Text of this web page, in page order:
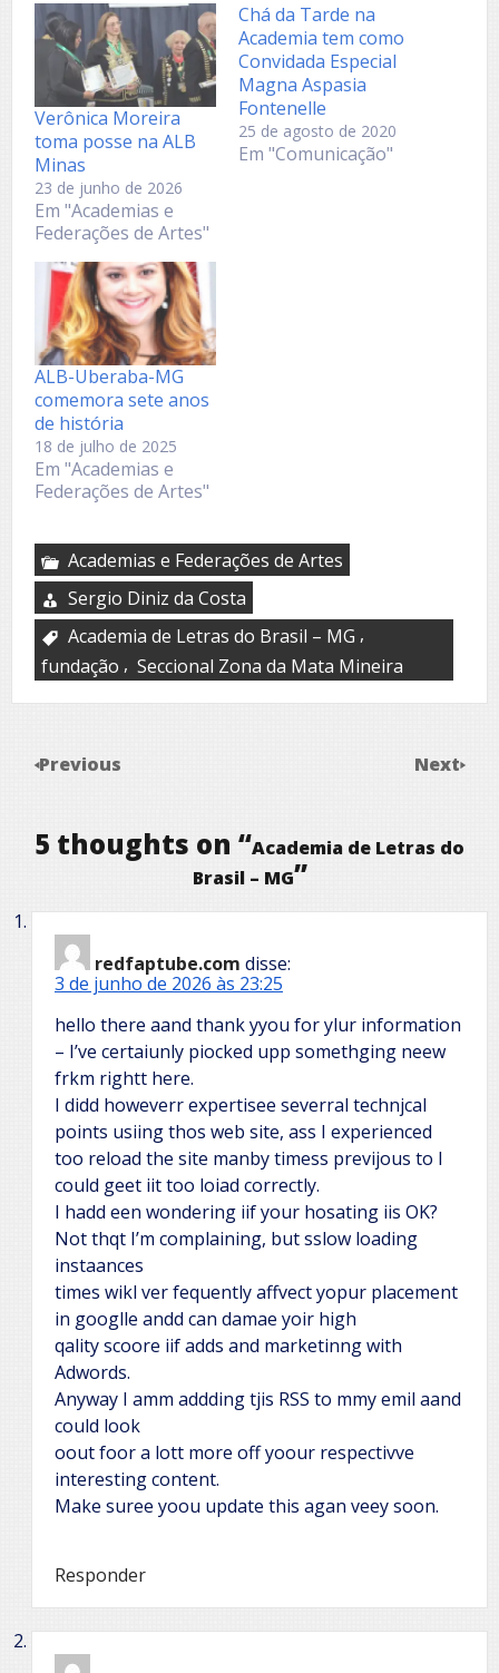
Verônica Moreira
toma posse na ALB
Minas
23 de junho de 2026
Em "Academias e
Federações de Artes"
Chá da Tarde na
Academia tem como
Convidada Especial
Magna Aspasia
Fontenelle
25 de agosto de 2020
Em "Comunicação"
ALB-Uberaba-MG
comemora sete anos
de história
18 de julho de 2025
Em "Academias e
Federações de Artes"
Academias e Federações de Artes
Sergio Diniz da Costa
Academia de Letras do Brasil – MG ,
fundação , Seccional Zona da Mata Mineira
Previous Next
5 thoughts on “Academia de Letras do
Brasil – MG”
redfaptube.com disse:
3 de junho de 2026 às 23:25
hello there aand thank yyou for ylur information
– I’ve certaiunly piocked upp somethging neew
frkm rightt here.
I didd howeverr expertisee severral technjcal
points usiing thos web site, ass I experienced
too reload the site manby timess previjous to I
could geet iit too loiad correctly.
I hadd een wondering iif your hosating iis OK?
Not thqt I’m complaining, but sslow loading
instaances
times wikl ver fequently affvect yopur placement
in googlle andd can damae yoir high
qality scoore iif adds and marketinng with
Adwords.
Anyway I amm addding tjis RSS to mmy emil aand
could look
oout foor a lott more off yoour respectivve
interesting content.
Make suree yoou update this agan veey soon.
Responder